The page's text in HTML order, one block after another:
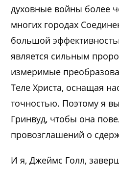
духовные войны более
многих городах
большой
является сильным
измеримые
Теле Христа, оснащая
точностью. Поэтому я
Гринвуд, чтобы она
провозглашений о
И я, Джеймс Голл,